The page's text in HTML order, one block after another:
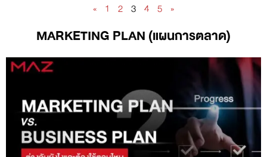
« 1 2 3 4 5 »
MARKETING PLAN (แผนการตลาด)